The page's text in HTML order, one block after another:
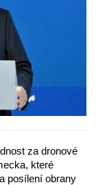
za dronové
které
posílení obrany